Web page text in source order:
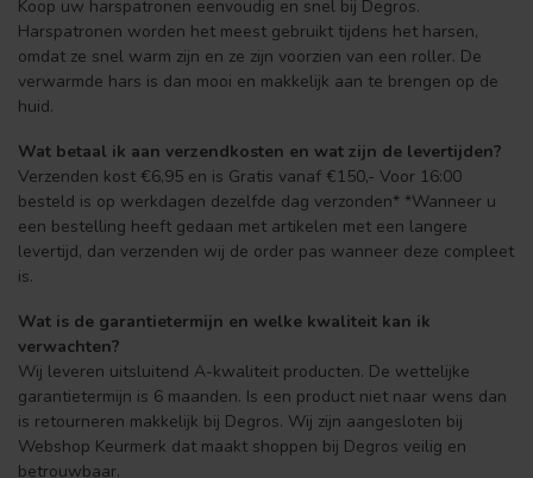
Koop uw harspatronen eenvoudig en snel bij Degros.
Harspatronen worden het meest gebruikt tijdens het harsen,
omdat ze snel warm zijn en ze zijn voorzien van een roller. De
verwarmde hars is dan mooi en makkelijk aan te brengen op de
huid.
Wat betaal ik aan verzendkosten en wat zijn de levertijden?
Verzenden kost €6,95 en is Gratis vanaf €150,- Voor 16:00
besteld is op werkdagen dezelfde dag verzonden* *Wanneer u
een bestelling heeft gedaan met artikelen met een langere
levertijd, dan verzenden wij de order pas wanneer deze compleet
is.
Wat is de garantietermijn en welke kwaliteit kan ik
verwachten?
Wij leveren uitsluitend A-kwaliteit producten. De wettelijke
garantietermijn is 6 maanden. Is een product niet naar wens dan
is retourneren makkelijk bij Degros. Wij zijn aangesloten bij
Webshop Keurmerk dat maakt shoppen bij Degros veilig en
betrouwbaar.